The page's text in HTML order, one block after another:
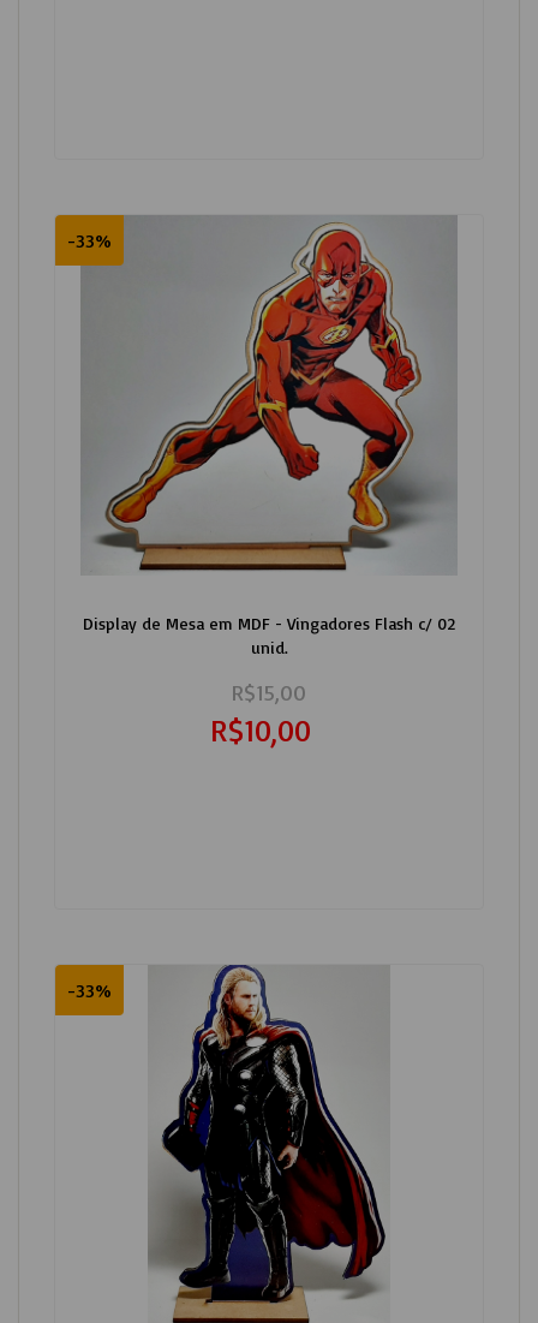
-33%
Display de Mesa em MDF - Vingadores Flash c/ 02
unid.
R$15,00
R$10,00
-33%